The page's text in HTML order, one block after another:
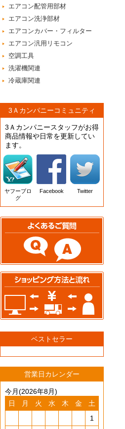
エアコン配管用部材
エアコン洗浄部材
エアコンカバー・フィルター
エアコン汎用リモコン
空調工具
洗濯機関連
冷蔵庫関連
3Ａカンパニーコミュニティ
3Ａカンパニースタッフがお得
商品情報や日常を更新してい
ます。
ヤフーブロ
グ
Facebook Twitter
ベストセラー
営業日カレンダー
今月(2026年8月)
日
月 火 水 木 金
土
1